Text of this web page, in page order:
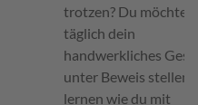
trotzen? Du möchtest
täglich dein
handwerkliches
unter Beweis stellen
lernen wie du mit